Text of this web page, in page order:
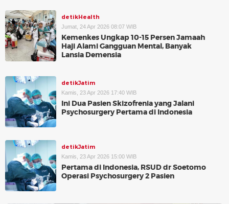
detikHealth
Jumat, 24 Apr 2026 08:07 WIB
Kemenkes Ungkap 10-15 Persen Jamaah
Haji Alami Gangguan Mental, Banyak
Lansia Demensia
detikJatim
Kamis, 23 Apr 2026 17:40 WIB
Ini Dua Pasien Skizofrenia yang Jalani
Psychosurgery Pertama di Indonesia
detikJatim
Kamis, 23 Apr 2026 15:00 WIB
Pertama di Indonesia, RSUD dr Soetomo
Operasi Psychosurgery 2 Pasien